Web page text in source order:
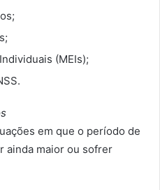
(MEIs);
em que o período de
ainda maior ou sofrer